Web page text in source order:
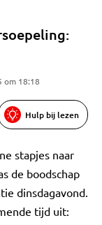
om 18:18
Hulp bij lezen
stapjes naar
de boodschap
dinsdagavond.
tijd uit: